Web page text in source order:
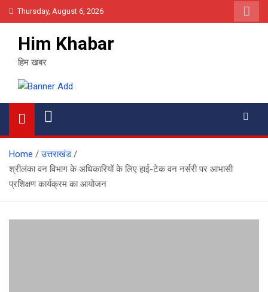
Skip
to
content
Thursday, August 6, 2026
Him Khabar
हिम खबर
Home
उत्तराखंड
श्रीलंका वन विभाग के अधिकारियों के लिए हाई-टेक वन नर्सरी पर आभासी
प्रशिक्षण कार्यक्रम का आयोजन